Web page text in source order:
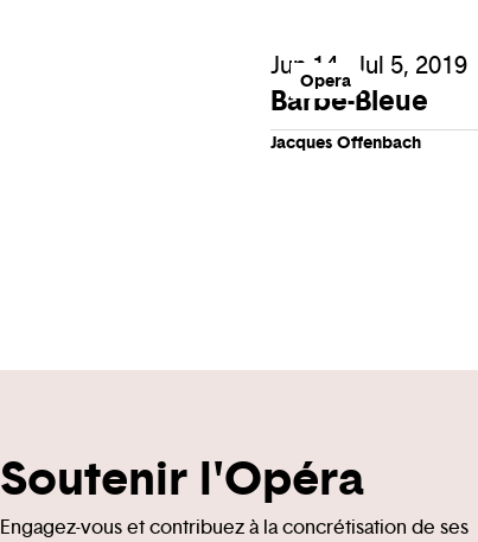
Opera
Jun 14 - Jul 5, 2019
Barbe-Bleue
Jacques Offenbach
Soutenir l'Opéra
Engagez-vous et contribuez à la concrétisation de ses